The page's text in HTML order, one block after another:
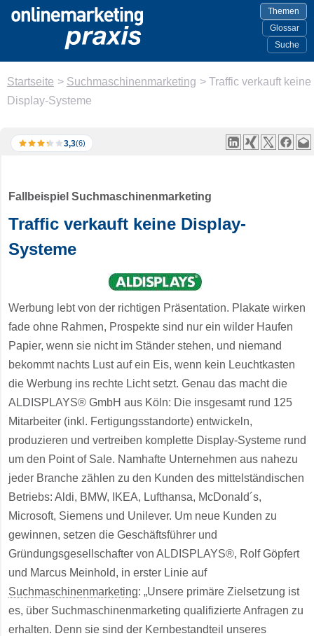
Themen
Glossar
Suche
Startseite > Suchmaschinenmarketing > Traffic verkauft keine
Display-Systeme
3,3(6)
Fallbeispiel Suchmaschinenmarketing
Traffic verkauft keine Display-
Systeme
Werbung lebt von der richtigen Präsentation. Plakate wirken
fade ohne Rahmen, Prospekte sind nur ein wilder Haufen
Papier, wenn sie nicht im Ständer stehen, und niemand
bekommt nachts Lust auf ein Eis, wenn kein Leuchtkasten
die Werbung ins rechte Licht setzt. Genau das macht die
ALDISPLAYS® GmbH aus Köln: Die insgesamt rund 125
Mitarbeiter (inkl. Fertigungsstandorte) entwickeln,
produzieren und vertreiben komplette Display-Systeme rund
um den Point of Sale. Namhafte Unternehmen aus nahezu
jeder Branche zählen zu den Kunden des mittelständischen
Betriebs: Aldi, BMW, IKEA, Lufthansa, McDonald´s,
Microsoft, Siemens und Unilever. Um neue Kunden zu
gewinnen, setzen die Geschäftsführer und
Gründungsgesellschafter von ALDISPLAYS®, Rolf Göpfert
und Marcus Meinhold, in erster Linie auf
Suchmaschinenmarketing: „Unsere primäre Zielsetzung ist
es, über Suchmaschinenmarketing qualifizierte Anfragen zu
erhalten. Denn sie sind der Kernbestandteil unseres